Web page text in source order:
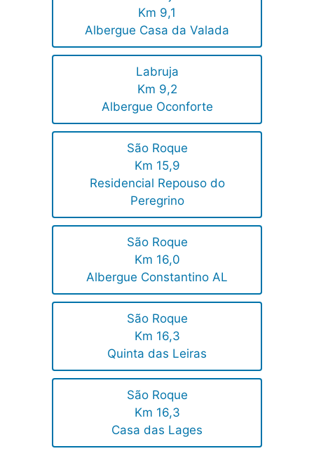
Km 9,1
Albergue Casa da Valada
Labruja
Km 9,2
Albergue Oconforte
São Roque
Km 15,9
Residencial Repouso do
Peregrino
São Roque
Km 16,0
Albergue Constantino AL
São Roque
Km 16,3
Quinta das Leiras
São Roque
Km 16,3
Casa das Lages